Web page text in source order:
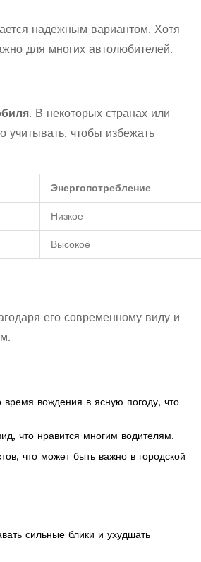
надежным вариантом. Хотя
для многих автолюбителей.
. В некоторых странах или
учитывать, чтобы избежать
Энергопотребление
Низкое
Высокое
его современному виду и
время вождения в ясную погоду, что
что нравится многим водителям.
что может быть важно в городской
сильные блики и ухудшать